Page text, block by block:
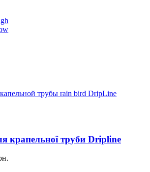
крапельної труби Dripline